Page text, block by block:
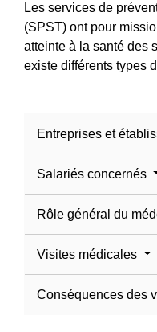
Les services de
(SPST) ont pour
atteinte à la santé des
existe différents types
Entreprises et
Salariés concernés
Rôle général du
Visites médicales
Conséquences des